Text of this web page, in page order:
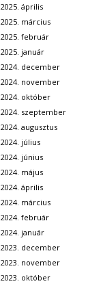
2025. április
2025. március
2025. február
2025. január
2024. december
2024. november
2024. október
2024. szeptember
2024. augusztus
2024. július
2024. június
2024. május
2024. április
2024. március
2024. február
2024. január
2023. december
2023. november
2023. október